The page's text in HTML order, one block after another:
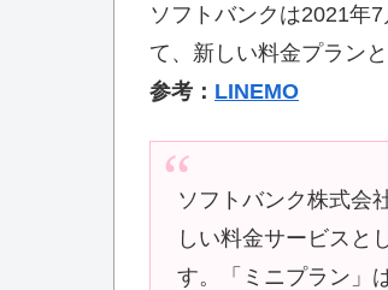
ソフトバンクは2021年
て、新しい料金プランと
参考： LINEMO
ソフトバンク株式会
しい料金サービスと
す。「ミニプラン」